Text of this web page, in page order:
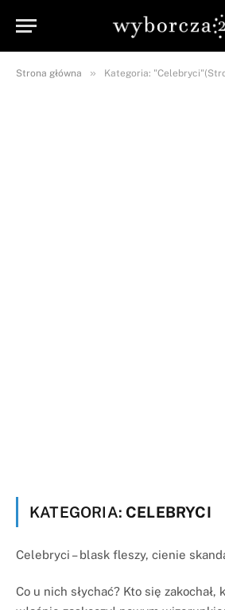
Strona główna » Kategoria:
KATEGORIA: CELEBRYCI
Celebryci – blask fleszy, cienie
Co u nich słychać? Kto się zakochał,